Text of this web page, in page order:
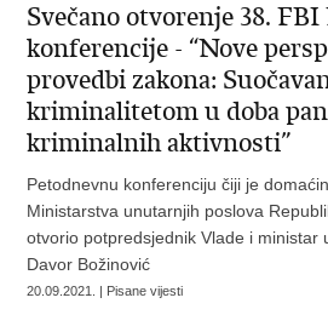
Svečano otvorenje 38.
konferencije - “Nove
provedbi zakona:
kriminalitetom u doba
kriminalnih aktivnosti”
Petodnevnu konferenciju čiji je
Ministarstva unutarnjih poslova
otvorio potpredsjednik Vlade i ministar
Davor Božinović
20.09.2021. | Pisane vijesti